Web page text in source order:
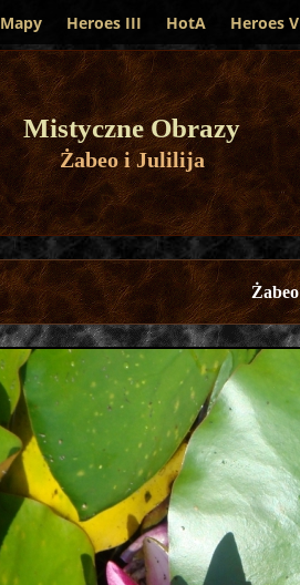
Mistyczne Obrazy
Żabeo i Julilija
Mapy Heroes III HotA Heroes